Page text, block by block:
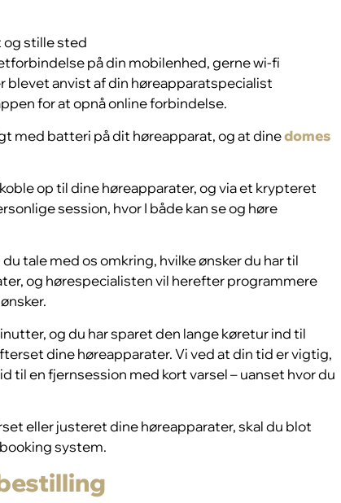
stille sted
på din mobilenhed, gerne wi-fi
blevet anvist af din høreapparatspecialist
for at opnå online forbindelse.
med batteri på dit høreapparat, og at dinedomes
op til dine høreapparater, og via et krypteret
session, hvor I både kan se og høre
tale med os omkring, hvilke ønsker du har til
og hørespecialisten vil herefter programmere
og du har sparet den lange køretur ind til
dine høreapparater. Vi ved at din tid er vigtig,
til en fjernsession med kort varsel – uanset hvor du
eller justeret dine høreapparater, skal du blot
system.